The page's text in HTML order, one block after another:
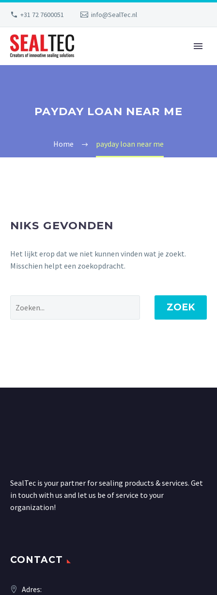
+31 72 7600051 info@SealTec.nl
PAYDAY LOAN NEAR ME
Home payday loan near me
NIKS GEVONDEN
Het lijkt erop dat we niet kunnen vinden wat je zoekt.
Misschien helpt een zoekopdracht.
ZOEK
SealTec is your partner for sealing products & services. Get
in touch with us and let us be of service to your
organization!
CONTACT
Adres: